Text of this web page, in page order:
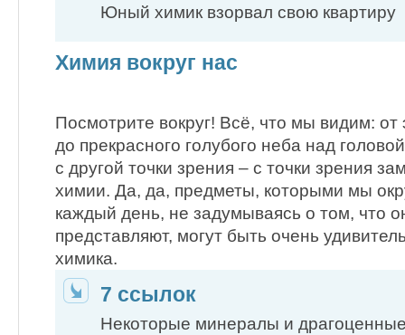
Юный химик взорвал свою квартиру
Химия вокруг нас
Посмотрите вокруг! Всё, что мы видим: от
до прекрасного голубого неба над
с другой точки зрения – с точки зрения
химии. Да, да, предметы, которыми мы
каждый день, не задумываясь о том, что
представляют, могут быть очень
химика.
7 ссылок
Некоторые минералы и